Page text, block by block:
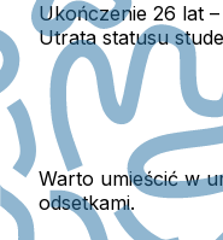
Ukończenie 26 lat
Utrata statusu
Warto umieścić w
odsetkami.